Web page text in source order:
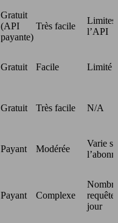
Gratuit
(API
payante)
Très facile
Limites
l’API
Gratuit Facile Limité
Gratuit Très facile N/A
Payant Modérée
Varie
Payant Complexe
jour